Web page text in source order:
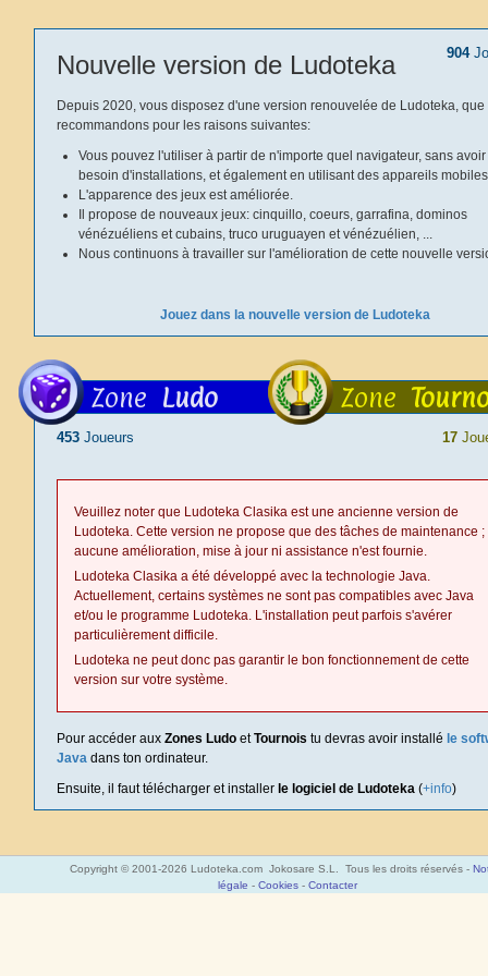
904
Nouvelle version de Ludoteka
Depuis 2020, vous disposez d'une version renouvelée de Ludoteka, que
recommandons pour les raisons suivantes:
Vous pouvez l'utiliser à partir de n'importe quel navigateur, sans avoir
besoin d'installations, et également en utilisant des appareils
L'apparence des jeux est améliorée.
Il propose de nouveaux jeux: cinquillo, coeurs, garrafina, dominos
vénézuéliens et cubains, truco uruguayen et vénézuélien, ...
Nous continuons à travailler sur l'amélioration de cette nouvelle
Jouez dans la nouvelle version de Ludoteka
Zone Ludo Zone
17
453 Joueurs
Veuillez noter que Ludoteka Clasika est une ancienne version de
Ludoteka. Cette version ne propose que des tâches de maintenance ;
aucune amélioration, mise à jour ni assistance n'est fournie.
Ludoteka Clasika a été développé avec la technologie Java.
Actuellement, certains systèmes ne sont pas compatibles avec Java
et/ou le programme Ludoteka. L'installation peut parfois s'avérer
particulièrement difficile.
Ludoteka ne peut donc pas garantir le bon fonctionnement de cette
version sur votre système.
Pour accéder aux Zones Ludo etTournois tu devras avoir installé le
Java dans ton ordinateur.
Ensuite, il faut télécharger et installer le logiciel de Ludoteka (+info)
Copyright © 2001-2026 Ludoteka.com Jokosare S.L. Tous les droits réservés -
légale - Cookies- Contacter